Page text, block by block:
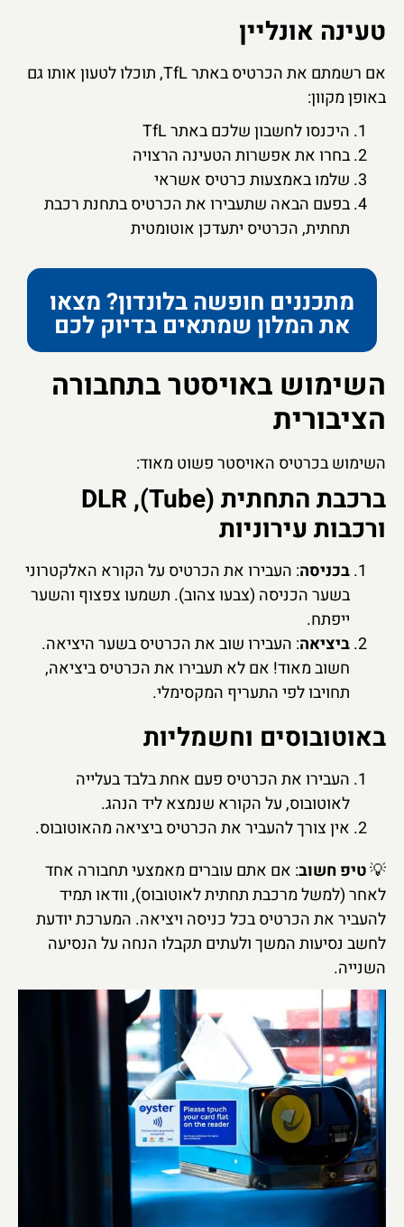
טעינה אונליין
אם רשמתם את הכרטיס באתר TfL, תוכלו לטעון אותו גם
באופן מקוון:
היכנסו לחשבון שלכם באתר TfL
בחרו את אפשרות הטעינה הרצויה
שלמו באמצעות כרטיס אשראי
בפעם הבאה שתעבירו את הכרטיס בתחנת רכבת
תחתית, הכרטיס יתעדכן אוטומטית
מתכננים חופשה בלונדון? מצאו
את המלון שמתאים בדיוק לכם
השימוש באויסטר בתחבורה
הציבורית
השימוש בכרטיס האויסטר פשוט מאוד:
ברכבת התחתית (Tube), DLR
ורכבות עירוניות
בכניסה: העבירו את הכרטיס על הקורא האלקטרוני
בשער הכניסה (צבעו צהוב). תשמעו צפצוף והשער
ייפתח.
ביציאה: העבירו שוב את הכרטיס בשער היציאה.
חשוב מאוד! אם לא תעבירו את הכרטיס ביציאה,
תחויבו לפי התעריף המקסימלי.
באוטובוסים וחשמליות
העבירו את הכרטיס פעם אחת בלבד בעלייה
לאוטובוס, על הקורא שנמצא ליד הנהג.
אין צורך להעביר את הכרטיס ביציאה מהאוטובוס.
💡טיפ חשוב: אם אתם עוברים מאמצעי תחבורה אחד
לאחר (למשל מרכבת תחתית לאוטובוס), וודאו תמיד
להעביר את הכרטיס בכל כניסה ויציאה. המערכת יודעת
לחשב נסיעות המשך ולעתים תקבלו הנחה על הנסיעה
השנייה.